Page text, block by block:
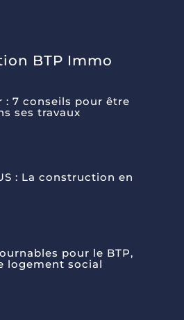
BTP Immo
: 7 conseils pour être
ses travaux
: La construction en
pour le BTP,
logement social